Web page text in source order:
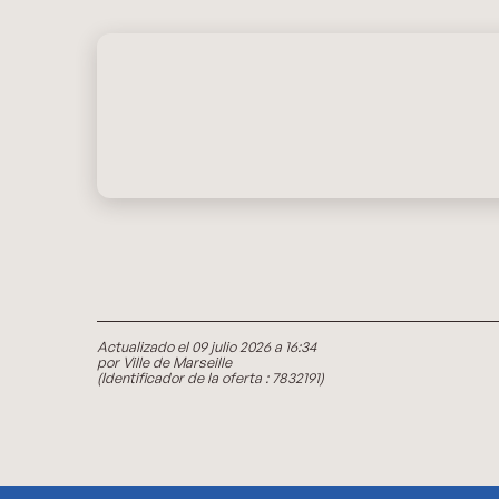
Actualizado el 09 julio 2026 a 16:34
por Ville de Marseille
(Identificador de la oferta :7832191)